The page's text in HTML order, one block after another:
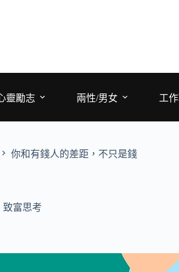
靈勵志 兩性/男女 工
你和有錢人的差距，不只是錢
致富思考